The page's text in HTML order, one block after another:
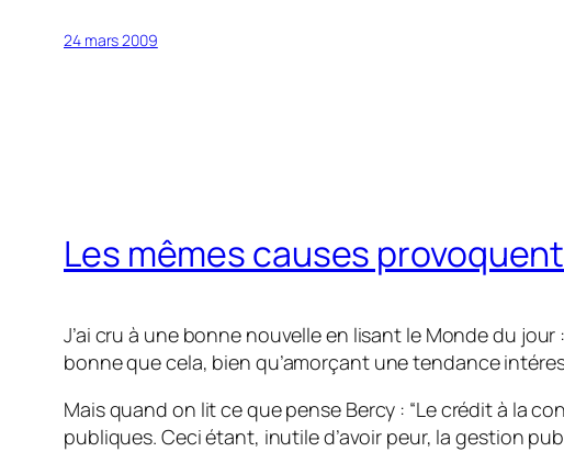
24 mars 2009
Les mêmes causes
J’ai cru à une bonne nouvelle en lisant le Monde du jour :
bonne que cela, bien qu’amorçant une tendance
Mais quand on lit ce que pense Bercy : “Le crédit à la
publiques. Ceci étant, inutile d’avoir peur, la gestion